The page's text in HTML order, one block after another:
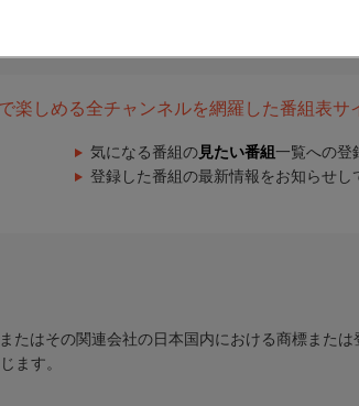
楽しめる全チャンネルを網羅した番組表サ
気になる番組の 見たい番組 一覧への登
登録した番組の最新情報をお知らせし
たはその関連会社の日本国内における商標または
ます。